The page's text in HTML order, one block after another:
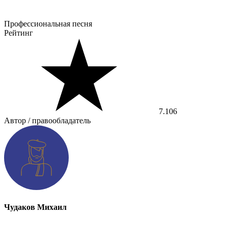
Профессиональная песня
Рейтинг
7.106
Автор / правообладатель
Чудаков Михаил